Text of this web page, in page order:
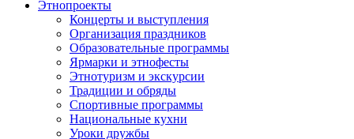
Этнопроекты
Концерты и выступления
Организация праздников
Образовательные программы
Ярмарки и этнофесты
Этнотуризм и экскурсии
Традиции и обряды
Спортивные программы
Национальные кухни
Уроки дружбы